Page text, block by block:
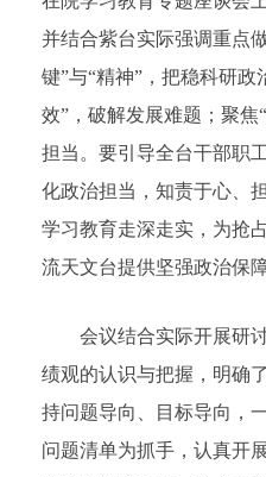
并结合紫台实际强调重点
键”与“精神”，把稳科研政
效”，破解发展难题；聚焦
担当。要引导全台干部职
化政治担当，知责于心、
学习教育走深走实，为抢
流天文台提供坚强政治保障
会议结合实际开展研
绩观的认识与把握，明确
持问题导向、目标导向，
问题清单为抓手，认真开